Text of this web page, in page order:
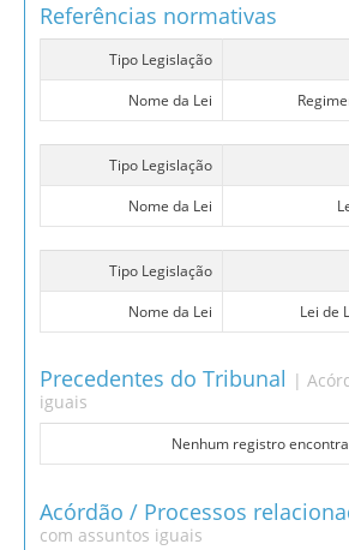
Referências normativas
Tipo Legislação
Nome da Lei
Tipo Legislação
Nome da Lei
Tipo Legislação
Nome da Lei
Lei de
Precedentes do Tribunal |
iguais
Nenhum registro
Acórdão / Processos
com assuntos iguais